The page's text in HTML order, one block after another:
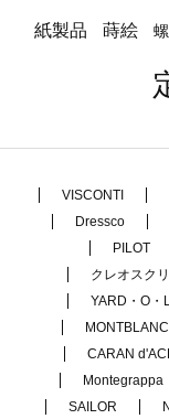
紙製品 蒔絵
VISCONTI
Dressco
PILOT
クレオスク
YARD・O・
MONTBLANC
CARAN
Montegrappa
SAILOR